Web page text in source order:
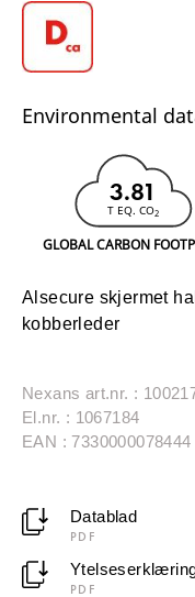
Environmental
3.81
T EQ. CO2
GLOBAL CARBON
Alsecure skjermet
kobberleder
Nexans art.nr. :
El.nr. : 1067184
EAN : 7330000078444
Datablad
PDF
PDF